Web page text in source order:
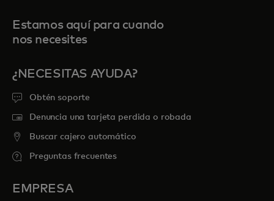
Estamos aquí para cuando
nos necesites
¿NECESITAS AYUDA?
Obtén soporte
Denuncia una tarjeta perdida o robada
Buscar cajero automático
Preguntas frecuentes
EMPRESA